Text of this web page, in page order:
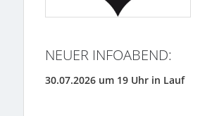
NEUER INFOABEND:
30.07.2026 um 19 Uhr in Lauf